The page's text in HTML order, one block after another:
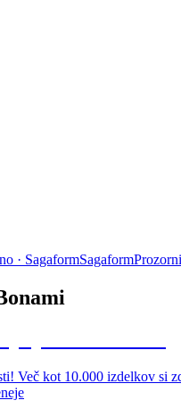
· SagaformSagaform
Več kot 10.000 izdelkov si